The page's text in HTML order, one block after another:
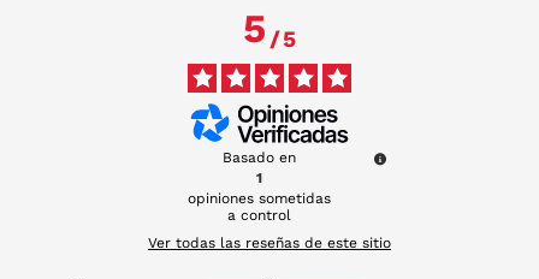
5 /5
Basado en
1
opiniones sometidas
a control
Ver todas las reseñas de este sitio